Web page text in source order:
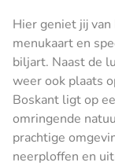
Hier geniet jij
menukaart en
biljart. Naast de
weer ook plaats
Boskant ligt op
omringende
prachtige
neerploffen en